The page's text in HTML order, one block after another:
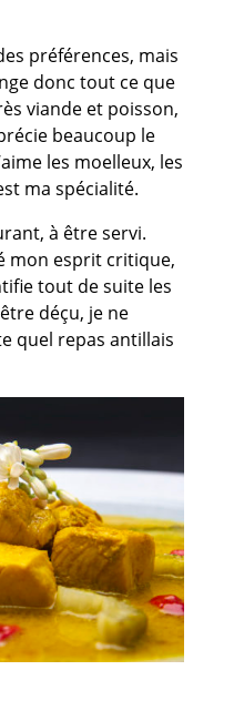
préférences, mais
donc tout ce que
viande et poisson,
beaucoup le
les moelleux, les
ma spécialité.
à être servi.
mon esprit critique,
tout de suite les
déçu, je ne
quel repas antillais